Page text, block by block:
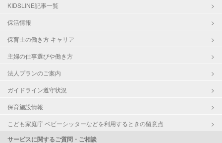
KIDSLINE記事一覧
保活情報
保育士の働き方 キャリア
主婦の仕事選びや働き方
法人プランのご案内
ガイドライン遵守状況
保育施設情報
こども家庭庁 ベビーシッターなどを利用するときの留意点
サービスに関するご質問・ご相談